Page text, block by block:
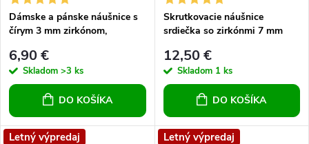
Dámske a pánske náušnice s
čírym 3 mm zirkónom,
skrutkovacie
6,90 €
Skladom >3 ks
DO KOŠÍKA
Skrutkovacie náušnice
srdiečka so zirkónmi 7 mm
12,50 €
Skladom 1 ks
DO KOŠÍKA
Letný výpredaj Letný výpredaj